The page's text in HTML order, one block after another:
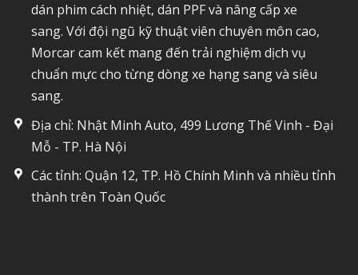
dán phim cách nhiệt, dán PPF và nâng cấp xe
sang. Với đội ngũ kỹ thuật viên chuyên môn cao,
Morcar cam kết mang đến trải nghiệm dịch vụ
chuẩn mực cho từng dòng xe hạng sang và siêu
sang.
Địa chỉ: Nhật Minh Auto, 499 Lương Thế Vinh - Đại
Mỗ - TP. Hà Nội
Các tỉnh: Quận 12, TP. Hồ Chính Minh và nhiều tỉnh
thành trên Toàn Quốc